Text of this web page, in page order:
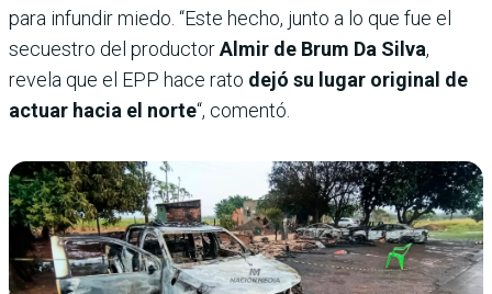
para infundir miedo. “Este hecho, junto a lo que fue el
secuestro del productorAlmir de Brum Da Silva,
revela que el EPP hace rato dejó su lugar original de
actuar hacia el norte“, comentó.